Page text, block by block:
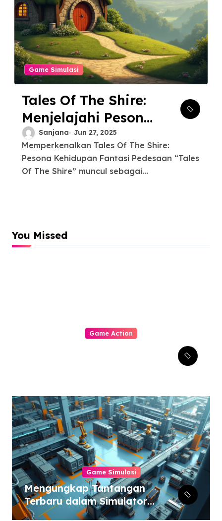
Game Simulasi
Tales Of The Shire:
Menjelajahi Pesona
Simulasi Hidup
Pedesaan
Sanjana Jun 27, 2025
Memperkenalkan Tales Of The Shire:
Pesona Kehidupan Fantasi Pedesaan “Tales
Of The Shire” muncul sebagai...
You Missed
Game Action
Game Simulasi
Mengungkap Tantangan
Terbaru dalam Simulator
Pabrik dan Otomatisasi